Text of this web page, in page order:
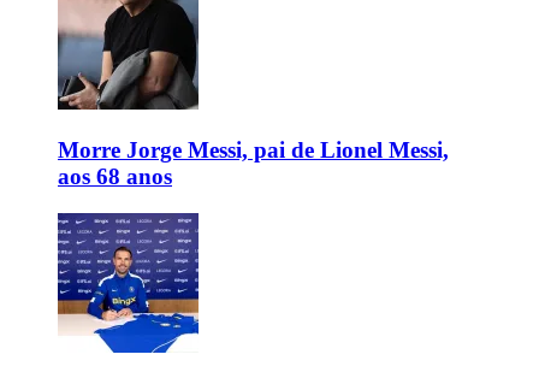
Morre Jorge Messi, pai de Lionel Messi,
aos 68 anos